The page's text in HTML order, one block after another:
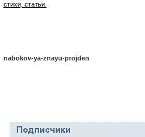
стихи, статьи.
nabokov-ya-znayu-projden